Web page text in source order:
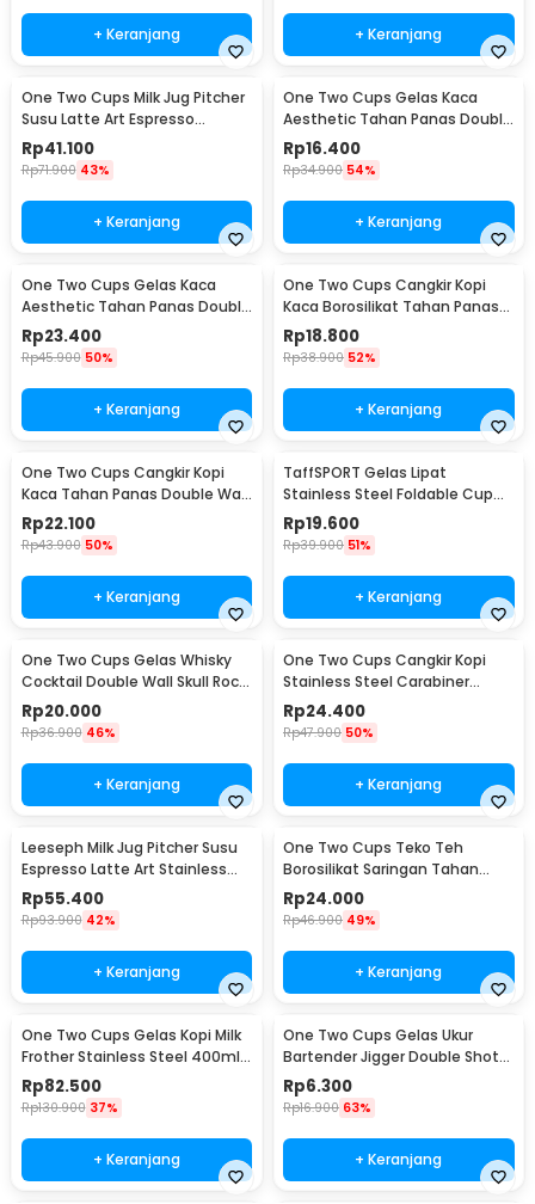
+ Keranjang + Keranjang
One Two Cups Milk Jug Pitcher
Susu Latte Art Espresso
Stainless Steel 350ml - 10084
Rp41.100
Rp71.900 43%
+ Keranjang
One Two Cups Gelas Kaca
Aesthetic Tahan Panas Double
Wall Glass 250ml - PLY1704
Rp16.400
Rp34.900 54%
+ Keranjang
One Two Cups Gelas Kaca
Aesthetic Tahan Panas Double
Wall Glass 433ml - PLY1704
Rp23.400
Rp45.900 50%
+ Keranjang
One Two Cups Cangkir Kopi
Kaca Borosilikat Tahan Panas
Double Wall Cup 160ml
Rp18.800
Rp38.900 52%
+ Keranjang
One Two Cups Cangkir Kopi
Kaca Tahan Panas Double Wall
Cup 180ml - DOME240
Rp22.100
Rp43.900 50%
+ Keranjang
TaffSPORT Gelas Lipat
Stainless Steel Foldable Cup
Carabiner 240ml - F180
Rp19.600
Rp39.900 51%
+ Keranjang
One Two Cups Gelas Whisky
Cocktail Double Wall Skull Rock
Glass 150ml - SG-02
Rp20.000
Rp36.900 46%
+ Keranjang
One Two Cups Cangkir Kopi
Stainless Steel Carabiner
Camping Cup 220ml - C125
Rp24.400
Rp47.900 50%
+ Keranjang
Leeseph Milk Jug Pitcher Susu
Espresso Latte Art Stainless
Steel 600ml - L-2016
Rp55.400
Rp93.900 42%
+ Keranjang
One Two Cups Teko Teh
Borosilikat Saringan Tahan
Panas Teapot 500ml - TP-757
Rp24.000
Rp46.900 49%
+ Keranjang
One Two Cups Gelas Kopi Milk
Frother Stainless Steel 400ml -
WZ0011
Rp82.500
Rp130.900 37%
+ Keranjang
One Two Cups Gelas Ukur
Bartender Jigger Double Shot
15ml and 30ml - LE2
Rp6.300
Rp16.900 63%
+ Keranjang